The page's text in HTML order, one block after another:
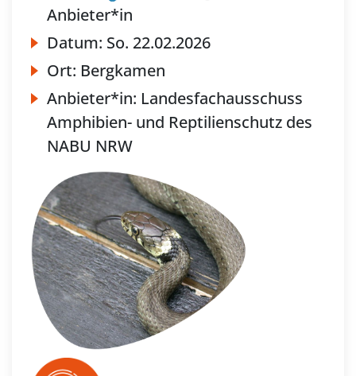
Anbieter*in
Datum: So. 22.02.2026
Ort: Bergkamen
Anbieter*in: Landesfachausschuss
Amphibien- und Reptilienschutz des
NABU NRW